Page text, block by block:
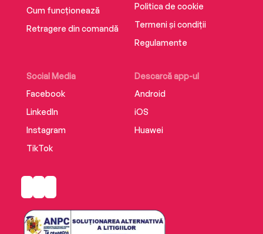
Cum funcționează
Retragere din comandă
Social Media
Facebook
LinkedIn
Instagram
TikTok
Descarcă app-ul
Android
iOS
Huawei
Politica de cookie
Termeni și condiții
Regulamente